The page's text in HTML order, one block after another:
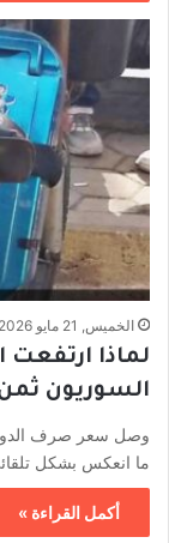
الخميس, 21 مايو 2026, 5:43 م
لماذا
السوريون ثمن
ما انعكس بشكل
أكمل القراءة »